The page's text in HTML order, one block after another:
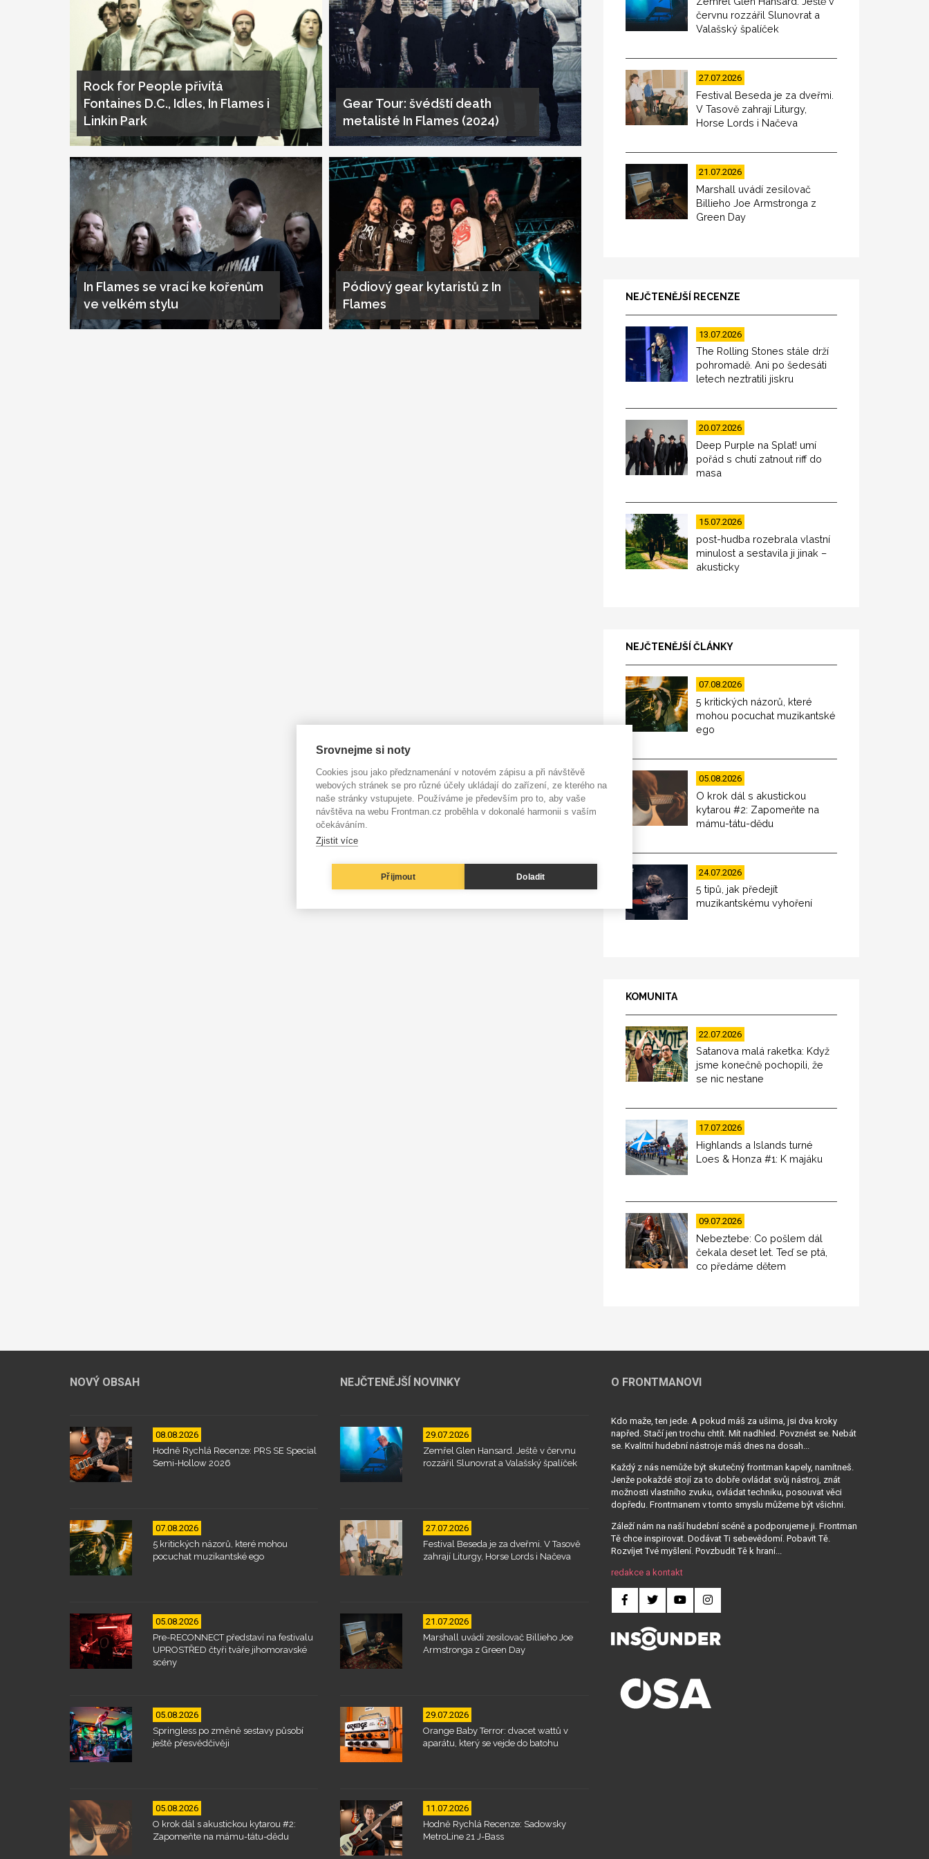
Rock for People přivítá
Fontaines D.C., Idles, In Flames i
Linkin Park
Gear Tour: švédští death
metalisté In Flames (2024)
In Flames se vrací ke kořenům
ve velkém stylu
Pódiový gear kytaristů z In
Flames
červnu rozzářil Slunovrat a
Valašský špalíček
27.07.2026
Festival Beseda je za dveřmi.
V Tasově zahrají Liturgy,
Horse Lords i Načeva
21.07.2026
Marshall uvádí zesilovač
Billieho Joe Armstronga z
Green Day
NEJČTENĚJŠÍ RECENZE
13.07.2026
The Rolling Stones stále drží
pohromadě. Ani po šedesáti
letech neztratili jiskru
20.07.2026
Deep Purple na Splat! umí
pořád s chutí zatnout riff do
masa
15.07.2026
post-hudba rozebrala vlastní
minulost a sestavila ji jinak –
akusticky
NEJČTENĚJŠÍ ČLÁNKY
07.08.2026
5 kritických názorů, které
mohou pocuchat muzikantské
ego
05.08.2026
O krok dál s akustickou
kytarou #2: Zapomeňte na
mámu-tátu-dědu
24.07.2026
5 tipů, jak předejít
muzikantskému vyhoření
KOMUNITA
22.07.2026
Satanova malá raketka: Když
jsme konečně pochopili, že
se nic nestane
17.07.2026
Highlands a Islands turné
Loes & Honza #1: K majáku
09.07.2026
Nebeztebe: Co pošlem dál
čekala deset let. Teď se ptá,
co předáme dětem
NOVÝ OBSAH
08.08.2026
Hodně Rychlá Recenze: PRS SE Special
Semi-Hollow 2026
07.08.2026
5 kritických názorů, které mohou
pocuchat muzikantské ego
05.08.2026
Pre-RECONNECT představí na festivalu
UPROSTŘED čtyři tváře jihomoravské
scény
05.08.2026
Springless po změně sestavy působí
ještě přesvědčivěji
05.08.2026
O krok dál s akustickou kytarou #2:
Zapomeňte na mámu-tátu-dědu
NEJČTENĚJŠÍ NOVINKY
29.07.2026
Zemřel Glen Hansard. Ještě v červnu
rozzářil Slunovrat a Valašský špalíček
27.07.2026
Festival Beseda je za dveřmi. V Tasově
zahrají Liturgy, Horse Lords i Načeva
21.07.2026
Marshall uvádí zesilovač Billieho Joe
Armstronga z Green Day
29.07.2026
Orange Baby Terror: dvacet wattů v
aparátu, který se vejde do batohu
11.07.2026
Hodně Rychlá Recenze: Sadowsky
MetroLine 21 J-Bass
O FRONTMANOVI
Kdo maže, ten jede. A pokud máš za ušima, jsi dva kroky
napřed. Stačí jen trochu chtít. Mít nadhled. Povznést se. Nebát
se. Kvalitní hudební nástroje máš dnes na dosah...
Každý z nás nemůže být skutečný frontman kapely, namítneš.
Jenže pokaždé stojí za to dobře ovládat svůj nástroj, znát
možnosti vlastního zvuku, ovládat techniku, posouvat věci
dopředu. Frontmanem v tomto smyslu můžeme být všichni.
Záleží nám na naší hudební scéně a podporujeme ji. Frontman
Tě chce inspirovat. Dodávat Ti sebevědomí. Pobavit Tě.
Rozvíjet Tvé myšlení. Povzbudit Tě k hraní...
redakce a kontakt
Srovnejme si noty
Cookies jsou jako předznamenání v notovém zápisu a při návštěvě
webových stránek se pro různé účely ukládají do zařízení, ze kterého na
naše stránky vstupujete. Používáme je především pro to, aby vaše
návštěva na webu Frontman.cz proběhla v dokonalé harmonii s vaším
očekáváním.
Zjistit více
Přijmout Doladit